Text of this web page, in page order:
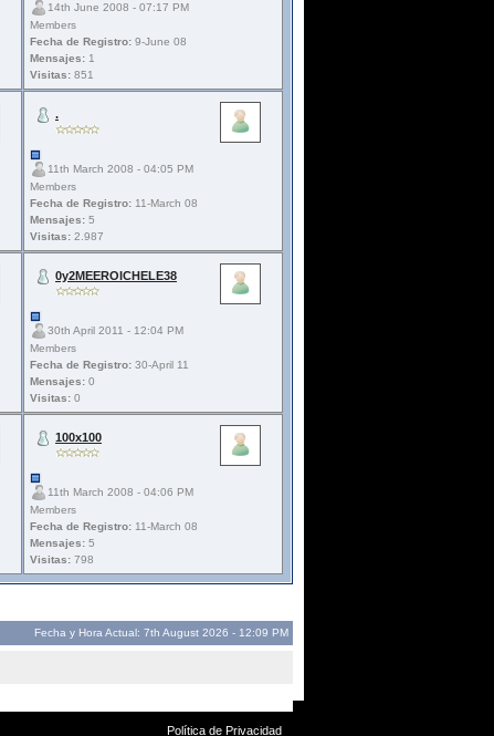
14th June 2008 - 07:17 PM
Members
Fecha de Registro: 9-June 08
Mensajes: 1
Visitas: 851
.
11th March 2008 - 04:05 PM
Members
Fecha de Registro: 11-March 08
Mensajes: 5
Visitas: 2.987
0y2MEEROICHELE38
30th April 2011 - 12:04 PM
Members
Fecha de Registro: 30-April 11
Mensajes: 0
Visitas: 0
100x100
11th March 2008 - 04:06 PM
Members
Fecha de Registro: 11-March 08
Mensajes: 5
Visitas: 798
Fecha y Hora Actual: 7th August 2026 - 12:09 PM
Política de Privacidad